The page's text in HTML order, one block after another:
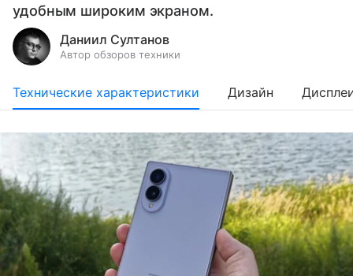
удобным широким экраном.
Даниил Султанов
Автор обзоров техники
Технические характеристики Дизайн